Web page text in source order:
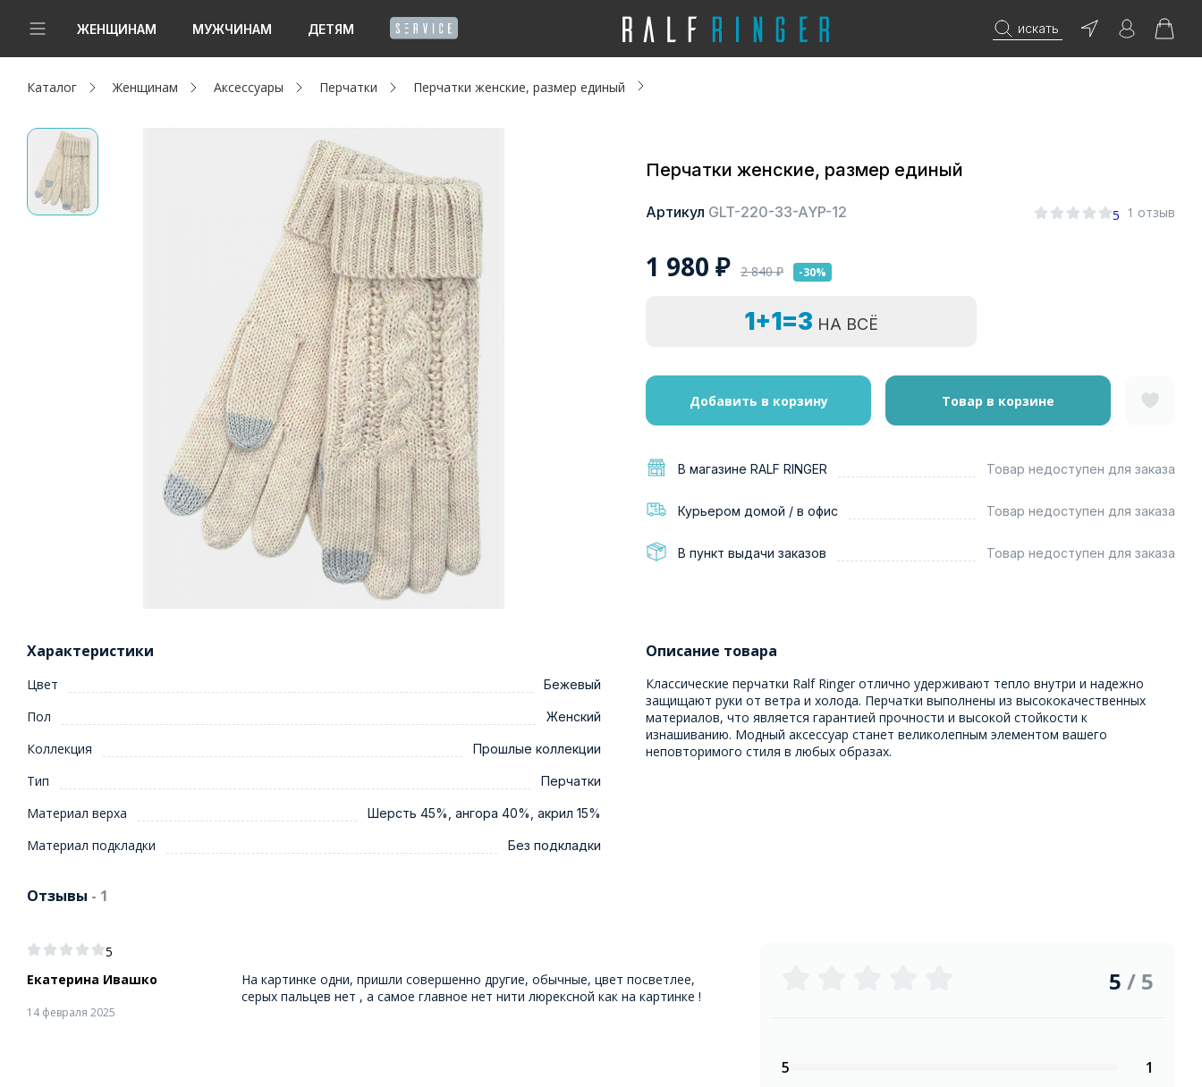
ЖЕНЩИНАМ МУЖЧИНАМ ДЕТЯМ искать
Новинки
Женщинам
Мужчинам
Каталог Женщинам Аксессуары Перчатки Перчатки женские, размер единый
Перчатки женские, размер единый
Артикул GLT-220-33-AYP-12 5 1 отзыв
1 980 ₽ 2 840₽ -30%
1+1=3 НА ВСЁ
Добавить в корзину Товар в корзине
В магазине RALF RINGER Товар недоступен для заказа
Курьером домой / в офис Товар недоступен для заказа
В пункт выдачи заказов Товар недоступен для заказа
Характеристики
Цвет Бежевый
Пол Женский
Коллекция Прошлые коллекции
Тип Перчатки
Материал верха Шерсть 45%, ангора 40%, акрил 15%
Материал подкладки Без подкладки
Описание товара
Классические перчатки Ralf Ringer отлично удерживают тепло внутри и надежно
защищают руки от ветра и холода. Перчатки выполнены из высококачественных
материалов, что является гарантией прочности и высокой стойкости к
изнашиванию. Модный аксессуар станет великолепным элементом вашего
неповторимого стиля в любых образах.
Отзывы - 1
5
Екатерина Ивашко
14 февраля 2025
На картинке одни, пришли совершенно другие, обычные, цвет посветлее,
серых пальцев нет , а самое главное нет нити люрексной как на картинке !
5 / 5
5
1